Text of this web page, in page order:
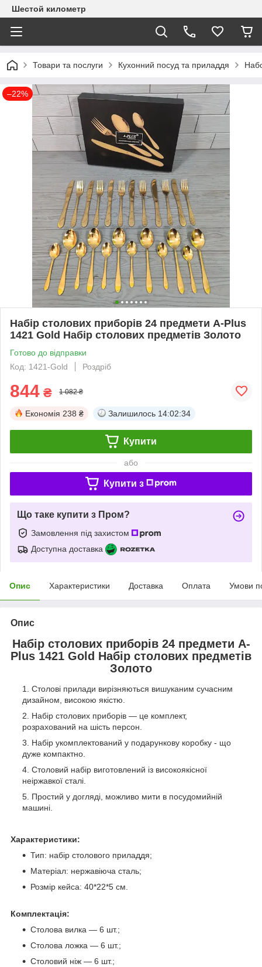
Шестой километр
Товари та послуги Кухонний посуд та приладдя
–22%
Набір столових приборів 24 предмети A-Plus
1421 Gold Набір столових предметів Золото
Готово до відправки
Код: 1421-Gold
Роздріб
844 ₴ 1 082 ₴
Економія 238 ₴ Залишилось 14:02:34
Купити
або
Купити з
Що таке купити з Пром?
Замовлення під захистом
Доступна доставка
Опис Характеристики Доставка Оплата Умови
Опис
Набір столових приборів 24 предмети A-
Plus 1421 Gold Набір столових предметів
Золото
Столові прилади вирізняються вишуканим сучасним
дизайном, високою якістю.
Набір столових приборів — це комплект,
розрахований на шість персон.
Набір укомплектований у подарункову коробку - що
дуже компактно.
Столовий набір виготовлений із високоякісної
неіржавкої сталі.
Простий у догляді, можливо мити в посудомийній
машині.
Характеристики:
Тип: набір столового приладдя;
Матеріал: нержавіюча сталь;
Розмір кейса: 40*22*5 см.
Комплектація:
Столова вилка — 6 шт.;
Столова ложка — 6 шт.;
Столовий ніж — 6 шт.;